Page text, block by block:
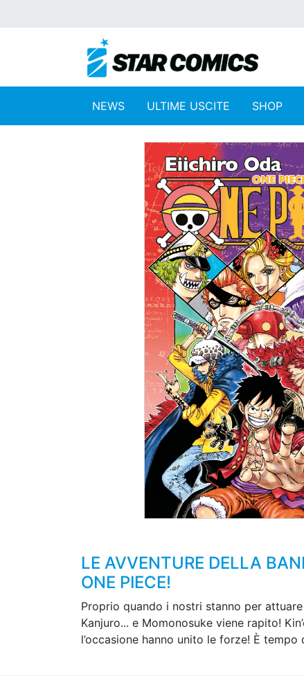
NEWS ULTIME USCITE SHOP
LE AVVENTURE DELLA
ONE PIECE!
Proprio quando i nostri stanno per
Kanjuro... e Momonosuke viene rapito!
l’occasione hanno unito le forze! È tempo